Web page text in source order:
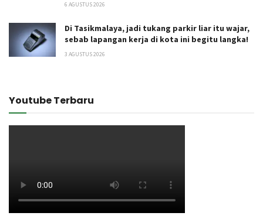
6 AGUSTUS 2026
Di Tasikmalaya, jadi tukang parkir liar itu wajar,
sebab lapangan kerja di kota ini begitu langka!
3 AGUSTUS 2026
Youtube Terbaru